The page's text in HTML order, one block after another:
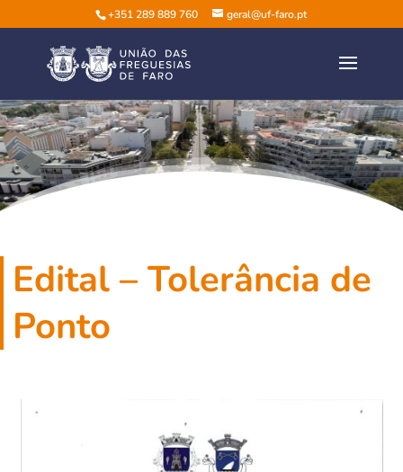
+351 289 889 760 geral@uf-faro.pt
Edital – Tolerância de
Ponto